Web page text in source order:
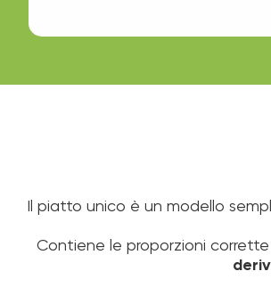
Il piatto unico è un modello
Contiene le proporzioni corrette